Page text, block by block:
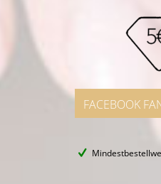
FACEBOOK